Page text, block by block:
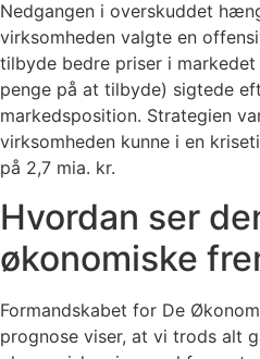
Nedgangen i overskuddet
virksomheden valgte en
tilbyde bedre priser i
penge på at tilbyde) sigtede
markedsposition. Strategien
virksomheden kunne i en
på 2,7 mia. kr.
Hvordan ser
økonomiske
Formandskabet for De
prognose viser, at vi trods alt